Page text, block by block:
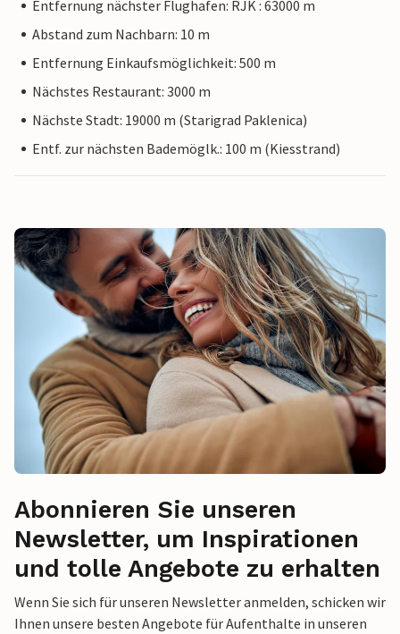
Entfernung nächster Flughafen: RJK : 63000 m
Abstand zum Nachbarn: 10 m
Entfernung Einkaufsmöglichkeit: 500 m
Nächstes Restaurant: 3000 m
Nächste Stadt: 19000 m (Starigrad Paklenica)
Entf. zur nächsten Bademöglk.: 100 m (Kiesstrand)
Abonnieren Sie unseren
Newsletter, um Inspirationen
und tolle Angebote zu erhalten
Wenn Sie sich für unseren Newsletter anmelden, schicken wir
Ihnen unsere besten Angebote für Aufenthalte in unseren